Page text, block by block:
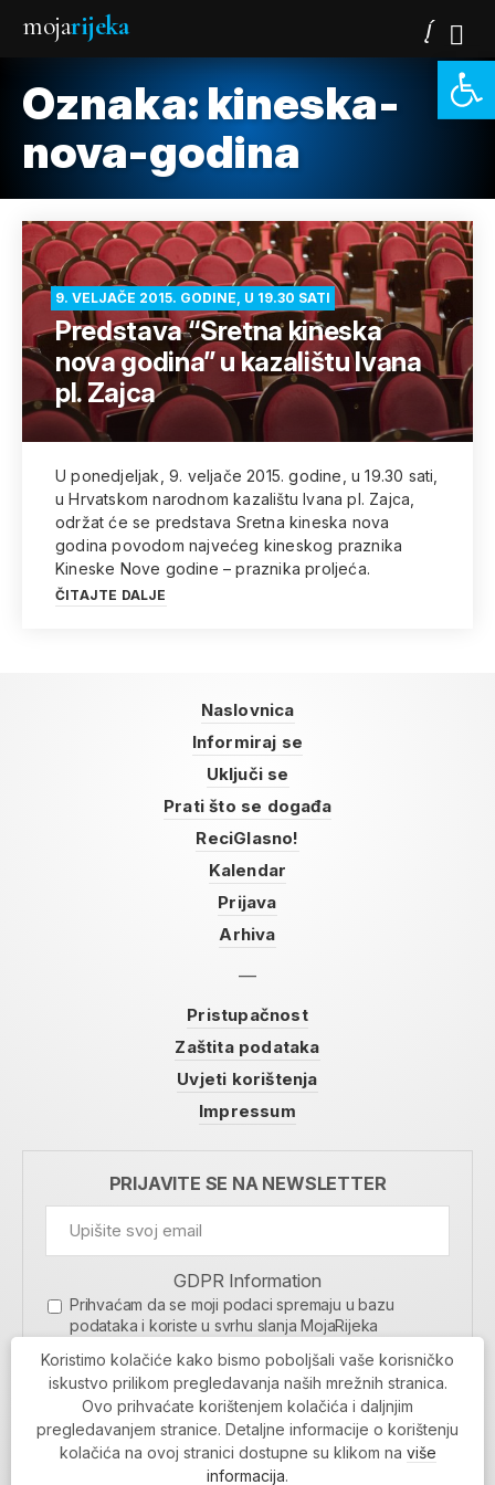
mojarijeka
Oznaka: kineska-
nova-godina
9. VELJAČE 2015. GODINE, U 19.30 SATI
Predstava “Sretna kineska
nova godina” u kazalištu Ivana
pl. Zajca
U ponedjeljak, 9. veljače 2015. godine, u 19.30 sati,
u Hrvatskom narodnom kazalištu Ivana pl. Zajca,
održat će se predstava Sretna kineska nova
godina povodom najvećeg kineskog praznika
Kineske Nove godine – praznika proljeća.
ČITAJTE DALJE
Naslovnica
Informiraj se
Uključi se
Prati što se događa
ReciGlasno!
Kalendar
Prijava
Arhiva
Pristupačnost
Zaštita podataka
Uvjeti korištenja
Impressum
PRIJAVITE SE NA NEWSLETTER
GDPR Information
Prihvaćam da se moji podaci spremaju u bazu
podataka i koriste u svrhu slanja MojaRijeka
MOJARIJEKA NEWSLETTER
PRIJAVI SE
Koristimo kolačiće kako bismo poboljšali vaše korisničko
iskustvo prilikom pregledavanja naših mrežnih stranica.
Ovo prihvaćate korištenjem kolačića i daljnjim
pregledavanjem stranice. Detaljne informacije o korištenju
kolačića na ovoj stranici dostupne su klikom na više
informacija.